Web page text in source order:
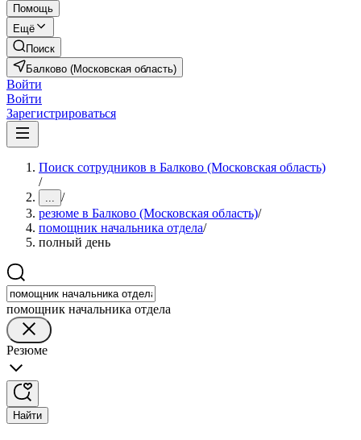
Помощь
Ещё
Поиск
Балково (Московская область)
Войти
Войти
Зарегистрироваться
Поиск сотрудников в Балково (Московская область)
/
... /
резюме в Балково (Московская область)/
помощник начальника отдела/
полный день
помощник начальника отдела
Резюме
Найти